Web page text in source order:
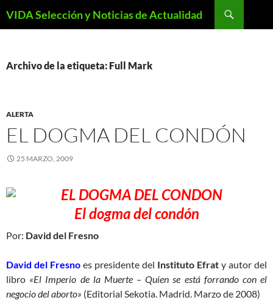
VIDA Selección y Noticias de Actualidad
Archivo de la etiqueta: Full Mark
ALERTA
EL DOGMA DEL CONDÓN
25 MARZO, 2009
El dogma del condón
Por: David del Fresno
David del Fresno es presidente del Instituto Efrat y autor del
libro «El Imperio de la Muerte – Quien se está forrando con el
negocio del aborto» (Editorial Sekotia. Madrid. Marzo de 2008)